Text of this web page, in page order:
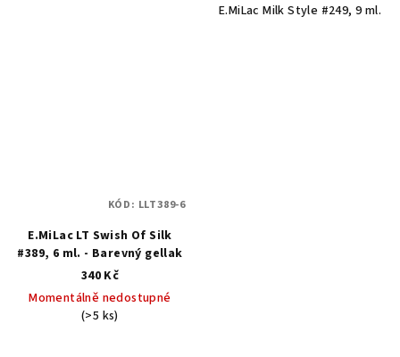
E.MiLac Milk Style #249, 9 ml.
E.MiLac LT Swish Of Silk
#389, 6 ml. - Barevný gellak
340 Kč
Momentálně nedostupné
(>5 ks)
KÓD: LLT389-6